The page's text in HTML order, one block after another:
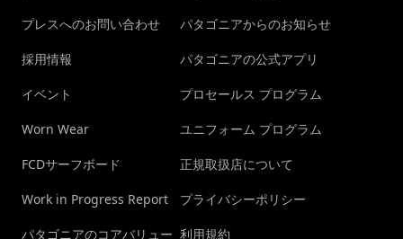
プレスへのお問い合わせ
採用情報
イベント
Worn Wear
FCDサーフボード
Work in Progress Report
パタゴニアのコアバリュー
パタゴニアからのお知らせ
パタゴニアの公式アプリ
プロセールス プログラム
ユニフォーム プログラム
正規取扱店について
プライバシーポリシー
利用規約